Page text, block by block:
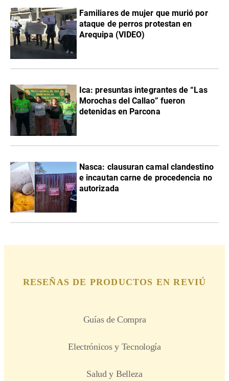
Familiares de mujer que murió por
ataque de perros protestan en
Arequipa (VIDEO)
Ica: presuntas integrantes de “Las
Morochas del Callao” fueron
detenidas en Parcona
Nasca: clausuran camal clandestino
e incautan carne de procedencia no
autorizada